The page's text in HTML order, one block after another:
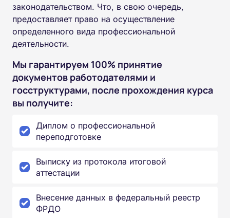
законодательством. Что, в свою очередь,
предоставляет право на осуществление
определенного вида профессиональной
деятельности.
Мы гарантируем 100% принятие
документов работодателями и
госструктурами, после прохождения курса
вы получите:
Диплом о профессиональной
переподготовке
Выписку из протокола итоговой
аттестации
Внесение данных в федеральный реестр
ФРДО